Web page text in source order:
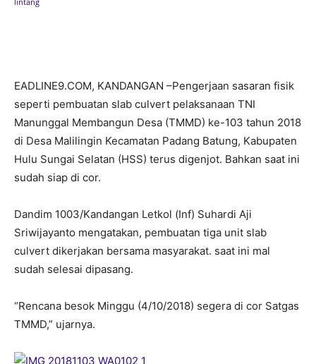
EADLINE9.COM, KANDANGAN –Pengerjaan sasaran fisik
seperti pembuatan slab culvert pelaksanaan TNI
Manunggal Membangun Desa (TMMD) ke-103 tahun 2018
di Desa Malilingin Kecamatan Padang Batung, Kabupaten
Hulu Sungai Selatan (HSS) terus digenjot. Bahkan saat ini
sudah siap di cor.
Dandim 1003/Kandangan Letkol (Inf) Suhardi Aji
Sriwijayanto mengatakan, pembuatan tiga unit slab
culvert dikerjakan bersama masyarakat. saat ini mal
sudah selesai dipasang.
“Rencana besok Minggu (4/10/2018) segera di cor Satgas
TMMD,” ujarnya.